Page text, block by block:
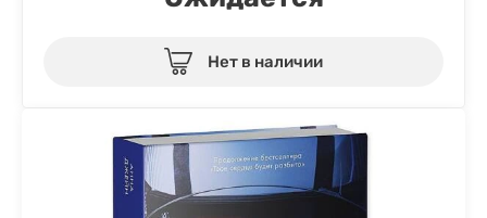
Нет в наличии